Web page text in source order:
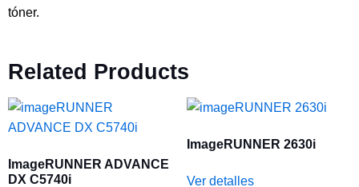
tóner.
Related Products
ImageRUNNER ADVANCE
DX C5740i
ImageRUNNER 2630i
Ver detalles